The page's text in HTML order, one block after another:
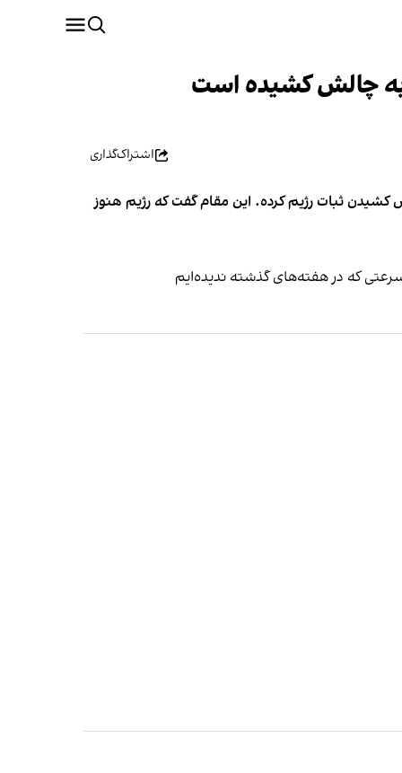
به چالش کشیده است
اشتراک‌گذاری
به، به چالش کشیدن ثبات رژیم کرده. این مقام گفت که رژیم هنوز
که در هفته‌های گذشته ندیده‌ایم